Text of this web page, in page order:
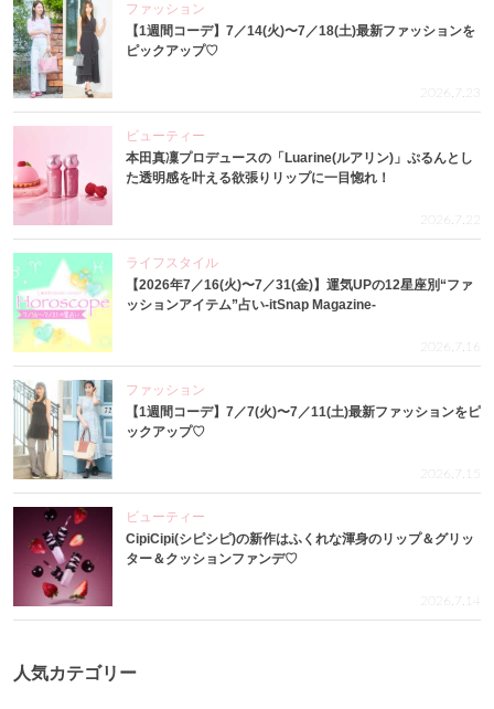
ファッション
【1週間コーデ】7／14(火)〜7／18(土)最新ファッションを
ピックアップ♡
2026.7.23
ビューティー
本田真凜プロデュースの「Luarine(ルアリン)」ぷるんとし
た透明感を叶える欲張りリップに一目惚れ！
2026.7.22
ライフスタイル
【2026年7／16(火)〜7／31(金)】運気UPの12星座別“ファ
ッションアイテム”占い-itSnap Magazine-
2026.7.16
ファッション
【1週間コーデ】7／7(火)〜7／11(土)最新ファッションをピ
ックアップ♡
2026.7.15
ビューティー
CipiCipi(シピシピ)の新作はふくれな渾身のリップ＆グリッ
ター＆クッションファンデ♡
2026.7.14
人気カテゴリー